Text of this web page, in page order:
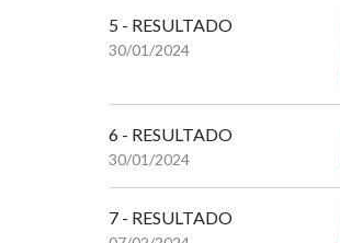
5 - RESULTADO
30/01/2024
6 - RESULTADO
30/01/2024
7 - RESULTADO